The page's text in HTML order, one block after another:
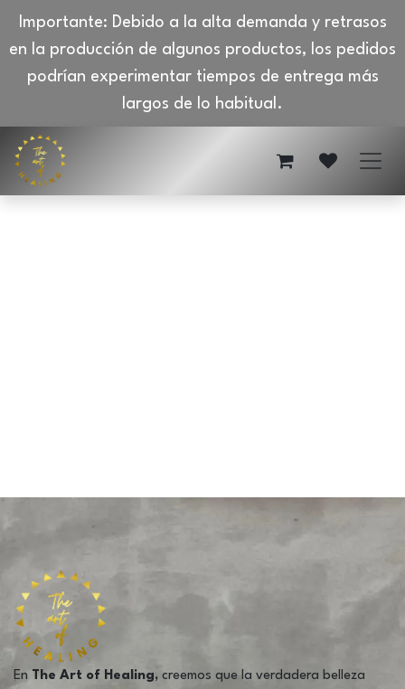
Importante: Debido a la alta demanda y retrasos
en la producción de algunos productos, los pedidos
podrían experimentar tiempos de entrega más
largos de lo habitual.
Ir al contenido
En The Art of Healing, creemos que la verdadera belleza